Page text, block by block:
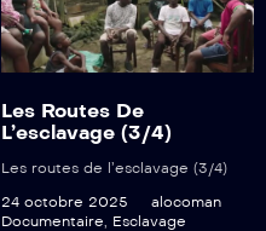
Les Routes De
L’esclavage (3/4)
Les routes de l’esclavage (3/4)
24 octobre 2025
alocoman
Documentaire, Esclavage